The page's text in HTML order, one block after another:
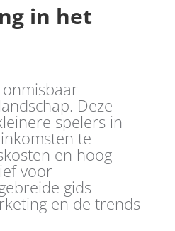
in het
Deze
spelers in
te
en hoog
voor
gids
en de trends